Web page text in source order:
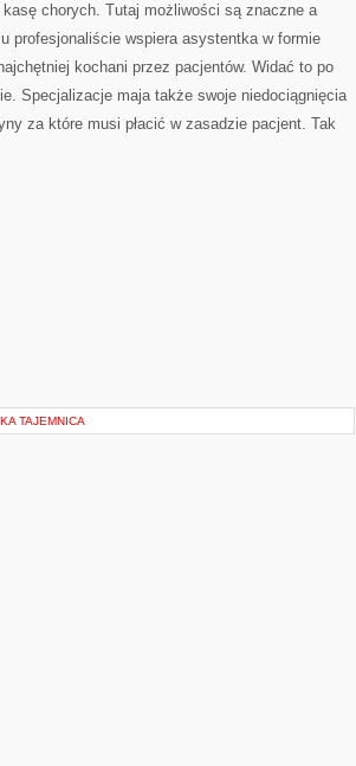
chorych. Tutaj możliwości są znaczne a
profesjonaliście wspiera asystentka w formie
kochani przez pacjentów. Widać to po
Specjalizacje maja także swoje niedociągnięcia
za które musi płacić w zasadzie pacjent. Tak
TAJEMNICA